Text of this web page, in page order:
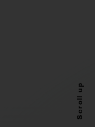
Scroll up